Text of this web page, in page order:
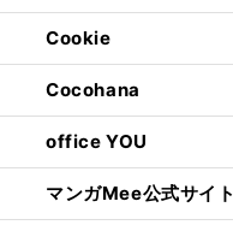
Cookie
Cocohana
office YOU
マンガMee公式サイト